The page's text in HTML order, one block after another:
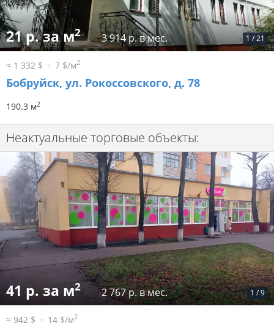
1 /21
21 р. за м2 3 914 р. в мес.
≈ 1 332 $ 7 $/м2
Бобруйск, ул. Рокоссовского, д. 78
190.3 м2
Неактуальные торговые объекты:
1 /9
41 р. за м2 2 767 р. в мес.
≈ 942 $ 14 $/м2